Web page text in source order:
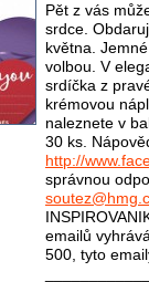
Pět z vás
srdce.
května.
volbou. V
srdíčka z
krémovou
naleznete v
30 ks.
http://
správnou
emailů
500, tyto